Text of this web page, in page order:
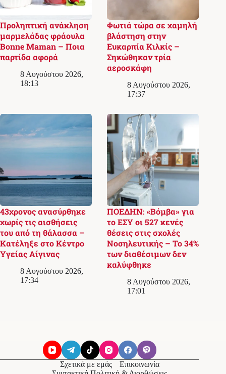
Προληπτική ανάκληση
μαρμελάδας φράουλα
Bonne Maman – Ποια
παρτίδα αφορά
8 Αυγούστου 2026,
18:13
Φωτιά τώρα σε χαμηλή
βλάστηση στην
Ευκαρπία Κιλκίς –
Σηκώθηκαν τρία
αεροσκάφη
8 Αυγούστου 2026,
17:37
43χρονος ανασύρθηκε
χωρίς τις αισθήσεις
του από τη θάλασσα –
Κατέληξε στο Κέντρο
Υγείας Αίγινας
8 Αυγούστου 2026,
17:34
ΠΟΕΔΗΝ: «Βόμβα» για
το ΕΣΥ οι 527 κενές
θέσεις στις σχολές
Νοσηλευτικής – Το 34%
των διαθέσιμων δεν
καλύφθηκε
8 Αυγούστου 2026,
17:01
Σχετικά με εμάς
Επικοινωνία